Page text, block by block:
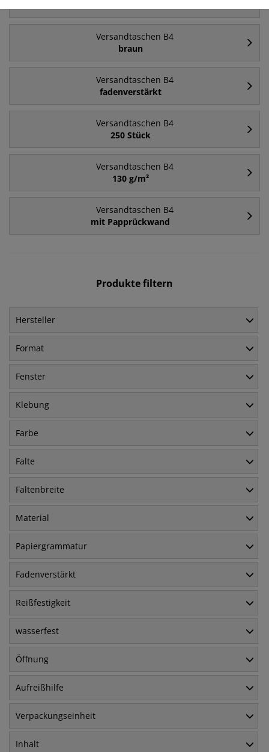
Versandtaschen B4
braun
Versandtaschen B4
fadenverstärkt
Versandtaschen B4
250 Stück
Versandtaschen B4
130 g/m²
Versandtaschen B4
mit Papprückwand
Produkte filtern
Hersteller
Format
Fenster
Klebung
Farbe
Falte
Faltenbreite
Material
Papiergrammatur
Fadenverstärkt
Reißfestigkeit
wasserfest
Öffnung
Aufreißhilfe
Verpackungseinheit
Inhalt